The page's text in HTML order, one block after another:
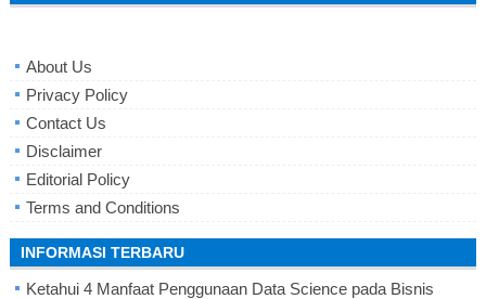
About Us
Privacy Policy
Contact Us
Disclaimer
Editorial Policy
Terms and Conditions
INFORMASI TERBARU
Ketahui 4 Manfaat Penggunaan Data Science pada Bisnis